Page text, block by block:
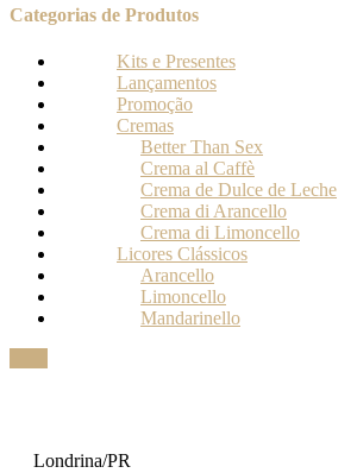
Categorias de Produtos
Kits e Presentes
Lançamentos
Promoção
Cremas
Better Than Sex
Crema al Caffè
Crema de Dulce de Leche
Crema di Arancello
Crema di Limoncello
Licores Clássicos
Arancello
Limoncello
Mandarinello
Londrina/PR